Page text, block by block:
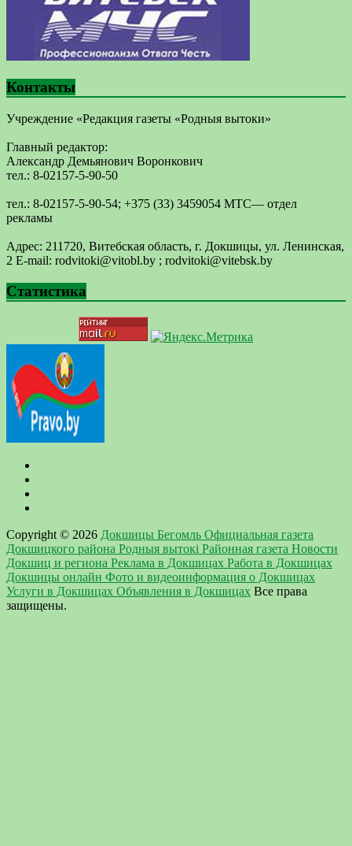
Контакты
Учреждение «Редакция газеты «Родныя вытоки»
Главный редактор:
Александр Демьянович Воронкович
тел.: 8-02157-5-90-50
тел.: 8-02157-5-90-54; +375 (33) 3459054 МТС— отдел
рекламы
Адрес: 211720, Витебская область, г. Докшицы, ул. Ленинская,
2 E-mail: ​rodvitoki@​​vitobl​.by ; rodvitoki@vitebsk.by
Статистика
Copyright © 2026 Докшицы Бегомль Официальная газета
Докшицкого района Родныя вытокi Районная газета Новости
Докшиц и региона Реклама в Докшицах Работа в Докшицах
Докшицы онлайн Фото и видеоинформация о Докшицах
Услуги в Докшицах Объявления в Докшицах Все права
защищены.